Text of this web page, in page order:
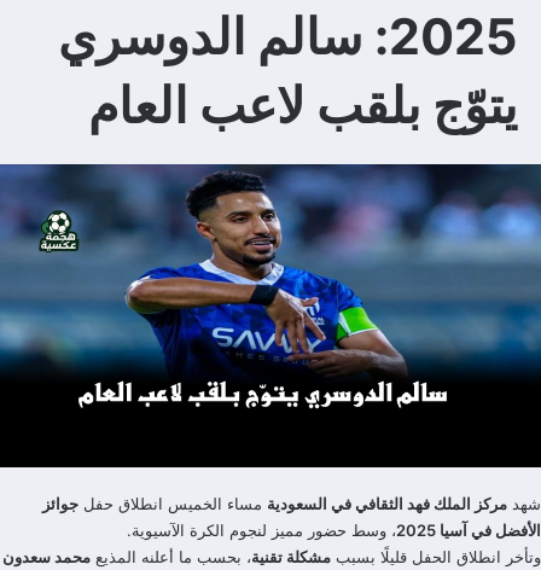
2025: سالم الدوسري
يتوّج بلقب لاعب العام
شهد مركز الملك فهد الثقافي في السعودية مساء الخميس انطلاق حفل جوائز
الأفضل في آسيا 2025
، وسط حضور مميز لنجوم الكرة الآسيوية.
وتأخر انطلاق الحفل قليلًا بسبب مشكلة تقنية، بحسب ما أعلنه المذيع محمد سعدون